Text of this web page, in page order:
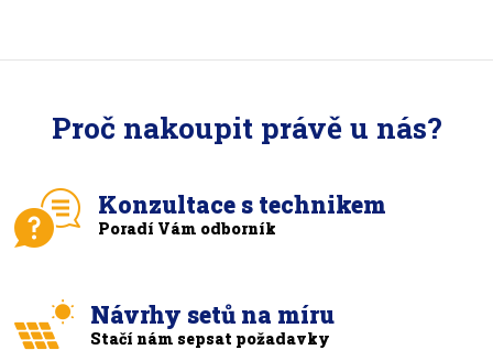
Proč nakoupit právě u nás?
Konzultace s technikem
Poradí Vám odborník
Návrhy setů na míru
Stačí nám sepsat požadavky